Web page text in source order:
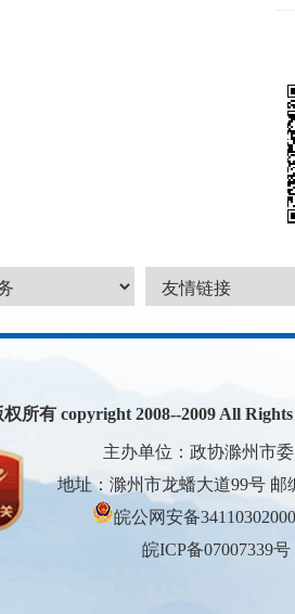
权所有 copyright 2008--2009 All Rights
主办单位：政协滁州市
地址：滁州市龙蟠大道99号 邮
皖公网安备
皖ICP备07007339号